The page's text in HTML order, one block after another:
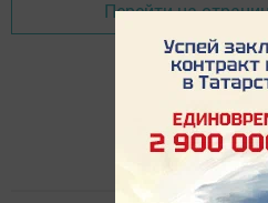
Перейти на